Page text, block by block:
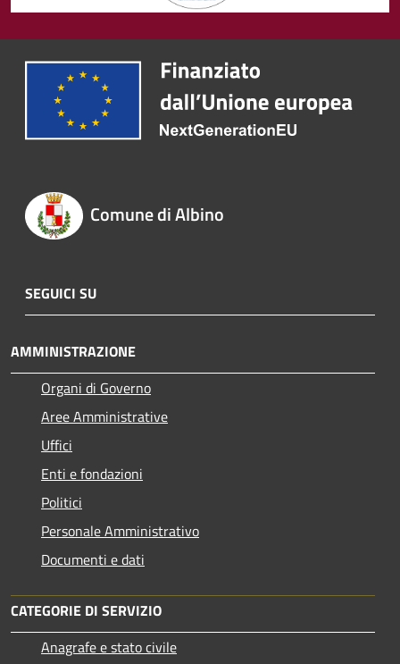
Comune di Albino
SEGUICI SU
AMMINISTRAZIONE
Organi di Governo
Aree Amministrative
Uffici
Enti e fondazioni
Politici
Personale Amministrativo
Documenti e dati
CATEGORIE DI SERVIZIO
Anagrafe e stato civile